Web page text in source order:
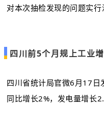
对本次抽检发现的问题实
四川前5个月规上工业
四川省统计局官微6月17
同比增长2%，发电量增长